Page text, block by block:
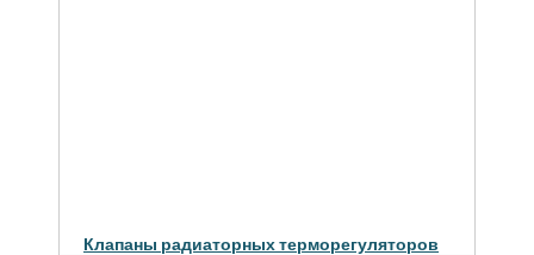
Клапаны радиаторных терморегуляторов